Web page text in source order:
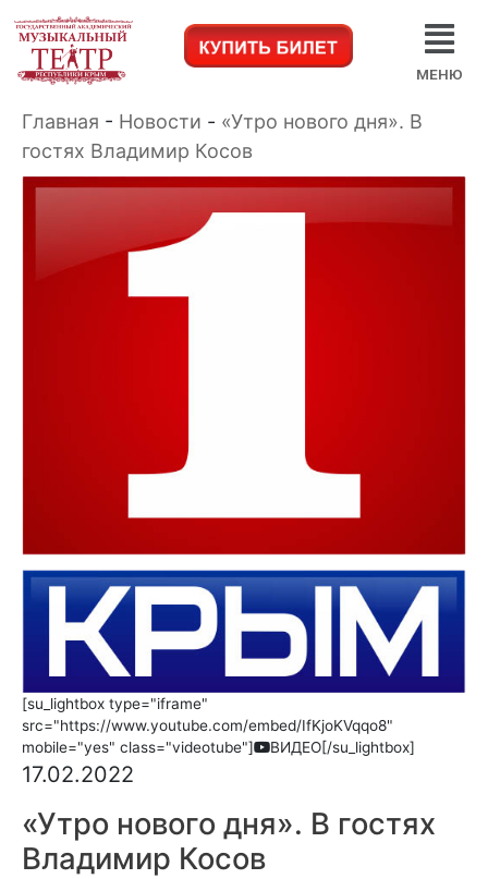
МЕНЮ
Главная - Новости - «Утро нового дня». В
гостях Владимир Косов
[su_lightbox type="iframe"
src="https://www.youtube.com/embed/IfKjoKVqqo8"
mobile="yes" class="videotube"]
ВИДЕО[/su_lightbox]
17.02.2022
«Утро нового дня». В гостях
Владимир Косов